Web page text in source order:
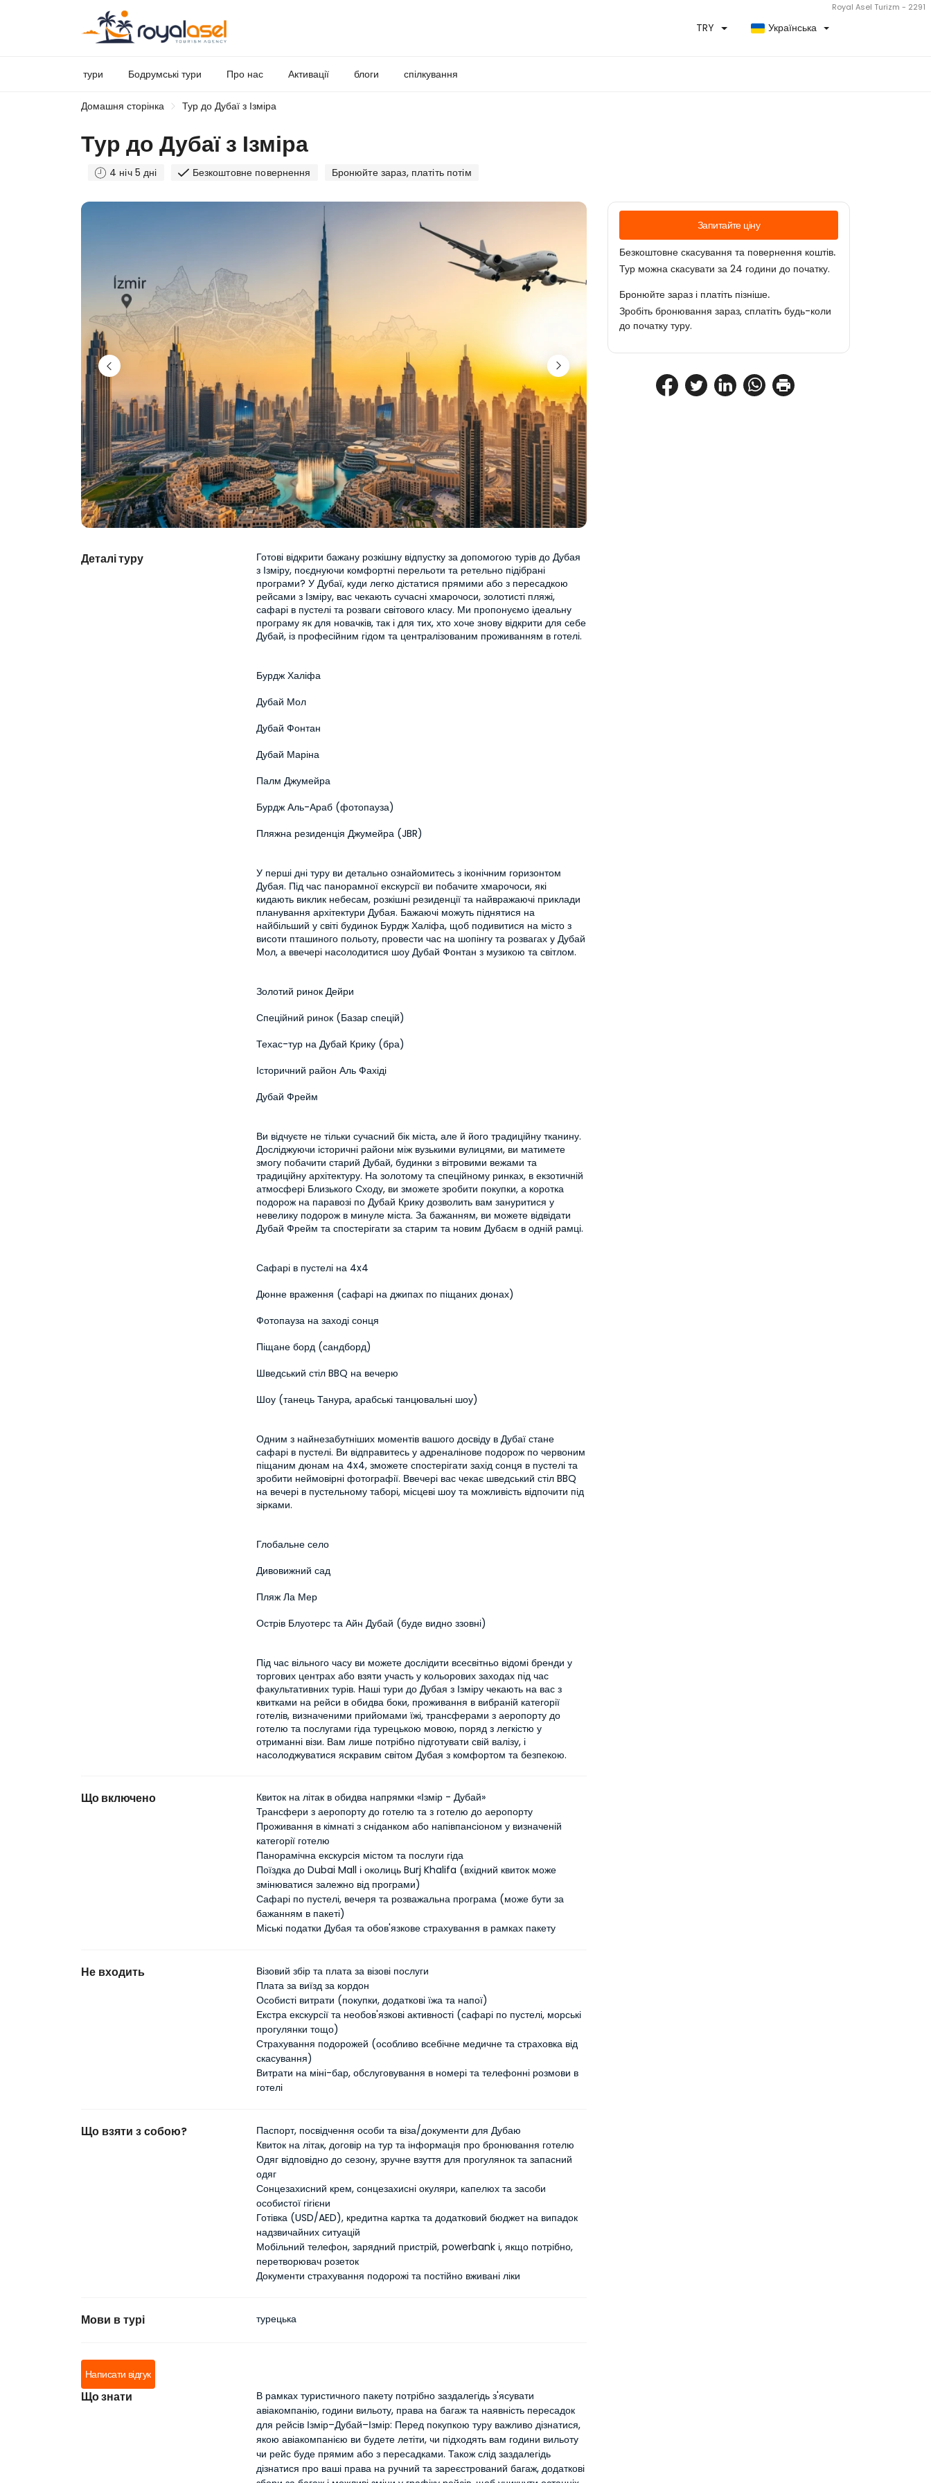
Royal Asel Turizm - 2291
TRY Українська
тури Бодрумські тури Про нас Активації блоги спілкування
Домашня сторінка Тур до Дубаї з Ізміра
Тур до Дубаї з Ізміра
4 ніч 5 дні Безкоштовне повернення Бронюйте зараз, платіть потім
Деталі туру
Готові відкрити бажану розкішну відпустку за допомогою турів до Дубая
з Ізміру, поєднуючи комфортні перельоти та ретельно підібрані
програми? У Дубаї, куди легко дістатися прямими або з пересадкою
рейсами з Ізміру, вас чекають сучасні хмарочоси, золотисті пляжі,
сафарі в пустелі та розваги світового класу. Ми пропонуємо ідеальну
програму як для новачків, так і для тих, хто хоче знову відкрити для себе
Дубай, із професійним гідом та централізованим проживанням в готелі.
Бурдж Халіфа
Дубай Мол
Дубай Фонтан
Дубай Маріна
Палм Джумейра
Бурдж Аль-Араб (фотопауза)
Пляжна резиденція Джумейра (JBR)
У перші дні туру ви детально ознайомитесь з іконічним горизонтом
Дубая. Під час панорамної екскурсії ви побачите хмарочоси, які
кидають виклик небесам, розкішні резиденції та найвражаючі приклади
планування архітектури Дубая. Бажаючі можуть піднятися на
найбільший у світі будинок Бурдж Халіфа, щоб подивитися на місто з
висоти пташиного польоту, провести час на шопінгу та розвагах у Дубай
Мол, а ввечері насолодитися шоу Дубай Фонтан з музикою та світлом.
Золотий ринок Дейри
Спеційний ринок (Базар спецій)
Техас-тур на Дубай Крику (бра)
Історичний район Аль Фахіді
Дубай Фрейм
Ви відчуєте не тільки сучасний бік міста, але й його традиційну тканину.
Досліджуючи історичні райони між вузькими вулицями, ви матимете
змогу побачити старий Дубай, будинки з вітровими вежами та
традиційну архітектуру. На золотому та спеційному ринках, в екзотичній
атмосфері Близького Сходу, ви зможете зробити покупки, а коротка
подорож на паравозі по Дубай Крику дозволить вам зануритися у
невелику подорож в минуле міста. За бажанням, ви можете відвідати
Дубай Фрейм та спостерігати за старим та новим Дубаєм в одній рамці.
Сафарі в пустелі на 4x4
Дюнне враження (сафарі на джипах по піщаних дюнах)
Фотопауза на заході сонця
Піщане борд (сандборд)
Шведський стіл BBQ на вечерю
Шоу (танець Танура, арабські танцювальні шоу)
Одним з найнезабутніших моментів вашого досвіду в Дубаї стане
сафарі в пустелі. Ви відправитесь у адреналінове подорож по червоним
піщаним дюнам на 4x4, зможете спостерігати захід сонця в пустелі та
зробити неймовірні фотографії. Ввечері вас чекає шведський стіл BBQ
на вечері в пустельному таборі, місцеві шоу та можливість відпочити під
зірками.
Глобальне село
Дивовижний сад
Пляж Ла Мер
Острів Блуотерс та Айн Дубай (буде видно ззовні)
Під час вільного часу ви можете дослідити всесвітньо відомі бренди у
торгових центрах або взяти участь у кольорових заходах під час
факультативних турів. Наші тури до Дубая з Ізміру чекають на вас з
квитками на рейси в обидва боки, проживання в вибраній категорії
готелів, визначеними прийомами їжі, трансферами з аеропорту до
готелю та послугами гіда турецькою мовою, поряд з легкістю у
отриманні візи. Вам лише потрібно підготувати свій валізу, і
насолоджуватися яскравим світом Дубая з комфортом та безпекою.
Що включено
Квиток на літак в обидва напрямки «Ізмір - Дубай»
Трансфери з аеропорту до готелю та з готелю до аеропорту
Проживання в кімнаті з сніданком або напівпансіоном у визначеній
категорії готелю
Панорамічна екскурсія містом та послуги гіда
Поїздка до Dubai Mall і околиць Burj Khalifa (вхідний квиток може
змінюватися залежно від програми)
Сафарі по пустелі, вечеря та розважальна програма (може бути за
бажанням в пакеті)
Міські податки Дубая та обов'язкове страхування в рамках пакету
Не входить
Візовий збір та плата за візові послуги
Плата за виїзд за кордон
Особисті витрати (покупки, додаткові їжа та напої)
Екстра екскурсії та необов'язкові активності (сафарі по пустелі, морські
прогулянки тощо)
Страхування подорожей (особливо всебічне медичне та страховка від
скасування)
Витрати на міні-бар, обслуговування в номері та телефонні розмови в
готелі
Що взяти з собою?
Паспорт, посвідчення особи та віза/документи для Дубаю
Квиток на літак, договір на тур та інформація про бронювання готелю
Одяг відповідно до сезону, зручне взуття для прогулянок та запасний
одяг
Сонцезахисний крем, сонцезахисні окуляри, капелюх та засоби
особистої гігієни
Готівка (USD/AED), кредитна картка та додатковий бюджет на випадок
надзвичайних ситуацій
Мобільний телефон, зарядний пристрій, powerbank і, якщо потрібно,
перетворювач розеток
Документи страхування подорожі та постійно вживані ліки
Мови в турі турецька
Написати відгук
Що знати
В рамках туристичного пакету потрібно заздалегідь з'ясувати
авіакомпанію, години вильоту, права на багаж та наявність пересадок
для рейсів Ізмір–Дубай–Ізмір: Перед покупкою туру важливо дізнатися,
якою авіакомпанією ви будете летіти, чи підходять вам години вильоту
чи рейс буде прямим або з пересадками. Також слід заздалегідь
дізнатися про ваші права на ручний та зареєстрований багаж, додаткові
Запитайте ціну
Безкоштовне скасування та повернення коштів.
Тур можна скасувати за 24 години до початку.
Бронюйте зараз і платіть пізніше.
Зробіть бронювання зараз, сплатіть будь-коли
до початку туру.